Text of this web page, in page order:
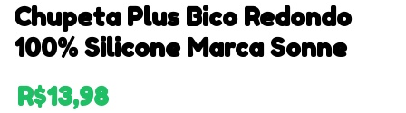
Chupeta Plus Bico Redondo
100% Silicone Marca Sonne
R$13,98